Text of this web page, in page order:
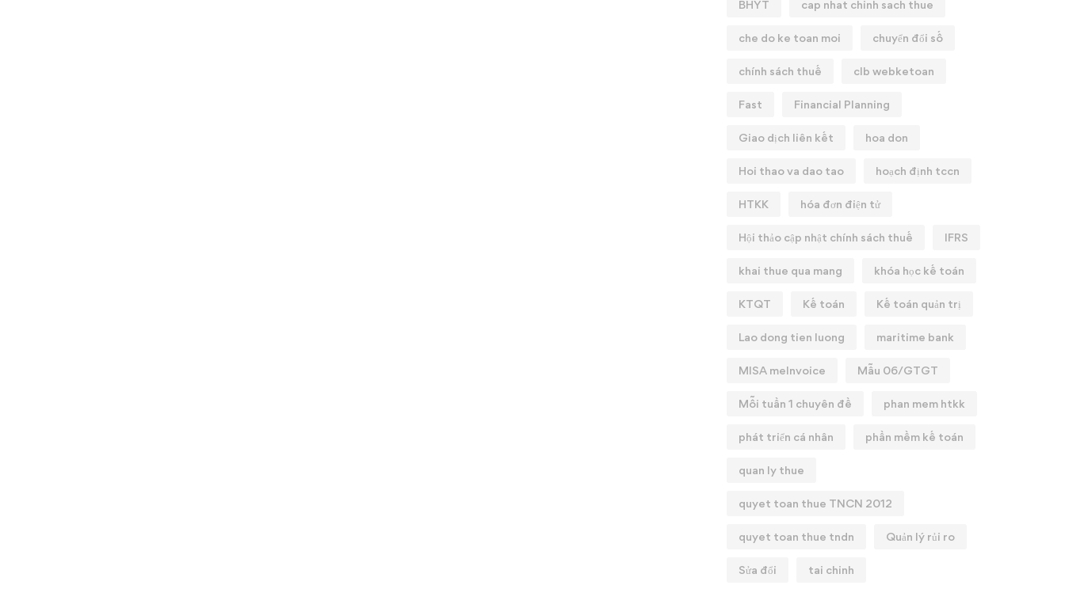
BHYT cap nhat chinh sach thue
che do ke toan moi chuyển đổi số
chính sách thuế clb webketoan
Fast Financial Planning
Giao dịch liên kết hoa don
Hoi thao va dao tao hoạch định tccn
HTKK hóa đơn điện tử
Hội thảo cập nhật chính sách thuế IFRS
khai thue qua mang khóa học kế toán
KTQT Kế toán Kế toán quản trị
Lao dong tien luong maritime bank
MISA meInvoice Mẫu 06/GTGT
Mỗi tuần 1 chuyên đề phan mem htkk
phát triển cá nhân phần mềm kế toán
quan ly thue
quyet toan thue TNCN 2012
quyet toan thue tndn Quản lý rủi ro
Sửa đổi tai chinh